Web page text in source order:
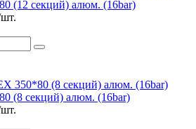
(12 секций) алюм. (16bar)
(8 секций) алюм. (16bar)